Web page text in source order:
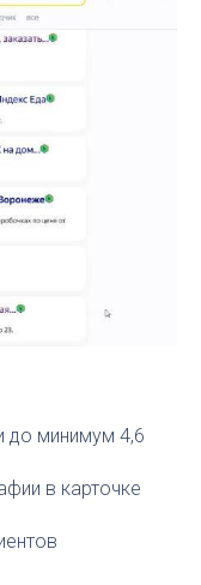
до минимум 4,6
в карточке